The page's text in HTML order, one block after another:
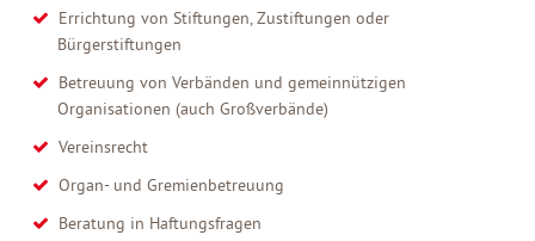
Errichtung von Stiftungen, Zustiftungen oder
Bürgerstiftungen
Betreuung von Verbänden und gemeinnützigen
Organisationen (auch Großverbände)
Vereinsrecht
Organ- und Gremienbetreuung
Beratung in Haftungsfragen